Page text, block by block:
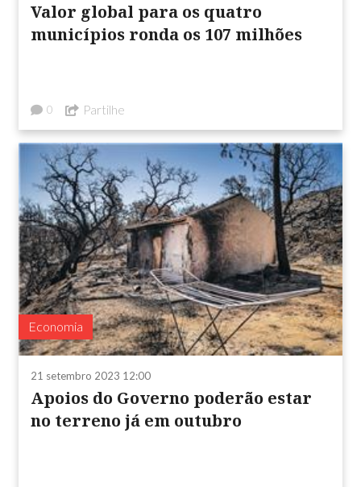
Valor global para os quatro
municípios ronda os 107 milhões
0 Partilhe
Economia
21 setembro 2023 12:00
Apoios do Governo poderão estar
no terreno já em outubro